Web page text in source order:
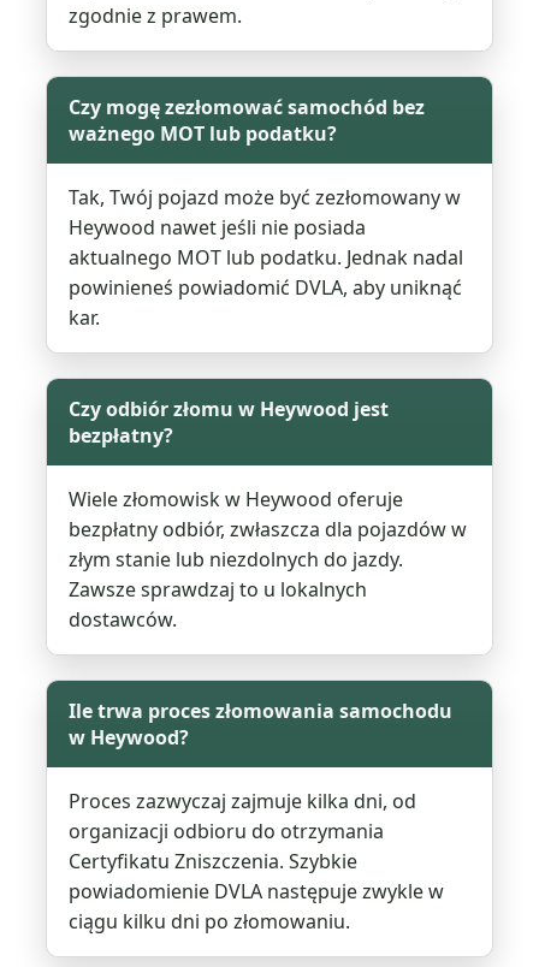
zgodnie z prawem.
Czy mogę zezłomować samochód bez
ważnego MOT lub podatku?
Tak, Twój pojazd może być zezłomowany w
Heywood nawet jeśli nie posiada
aktualnego MOT lub podatku. Jednak nadal
powinieneś powiadomić DVLA, aby uniknąć
kar.
Czy odbiór złomu w Heywood jest
bezpłatny?
Wiele złomowisk w Heywood oferuje
bezpłatny odbiór, zwłaszcza dla pojazdów w
złym stanie lub niezdolnych do jazdy.
Zawsze sprawdzaj to u lokalnych
dostawców.
Ile trwa proces złomowania samochodu
w Heywood?
Proces zazwyczaj zajmuje kilka dni, od
organizacji odbioru do otrzymania
Certyfikatu Zniszczenia. Szybkie
powiadomienie DVLA następuje zwykle w
ciągu kilku dni po złomowaniu.